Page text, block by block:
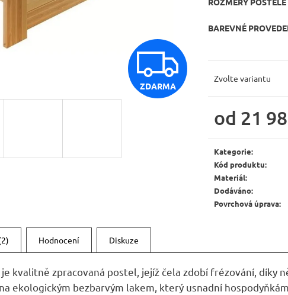
BAREVNÉ
Zvolte variantu
od 21
Kategorie:
Kód produktu:
Materiál:
Dodáváno:
Povrchová úprava:
Z
D
A
ZDARMA
Hodnocení Diskuze
je kvalitně zpracovaná postel, jejíž čela zdobí frézování, díky
ekologickým bezbarvým lakem, který usnadní
SIL25 JÍDELNÍ ŽIDLE MEXICANA SIL25
6 048